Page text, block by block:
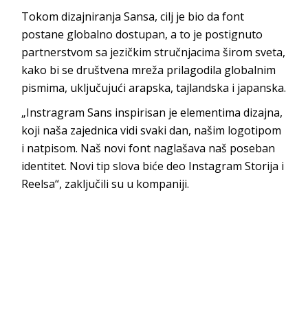
Tokom dizajniranja Sansa, cilj je bio da font
postane globalno dostupan, a to je postignuto
partnerstvom sa jezičkim stručnjacima širom sveta,
kako bi se društvena mreža prilagodila globalnim
pismima, uključujući arapska, tajlandska i japanska.
„Instragram Sans inspirisan je elementima dizajna,
koji naša zajednica vidi svaki dan, našim logotipom
i natpisom. Naš novi font naglašava naš poseban
identitet. Novi tip slova biće deo Instagram Storija i
Reelsa“, zaključili su u kompaniji.